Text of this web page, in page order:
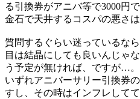
る引換券がアニバ等で3000円
金石で天井するコスパの悪さ
質問するぐらい迷っているな
目は結晶にしても良いんじゃ
う予定が無ければ、ですが…。
いずれアニバーサリー引換券
すし、その時はインフレして